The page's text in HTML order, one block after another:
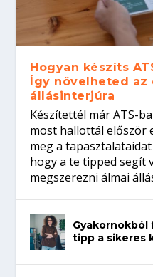
Hogyan készíts
Így növelheted az
állásinterjúra
Készítettél már ATS-
most hallottál először
meg a
hogy a te tipped segít
megszerezni álmai
Gyakornokból
tipp a sikeres